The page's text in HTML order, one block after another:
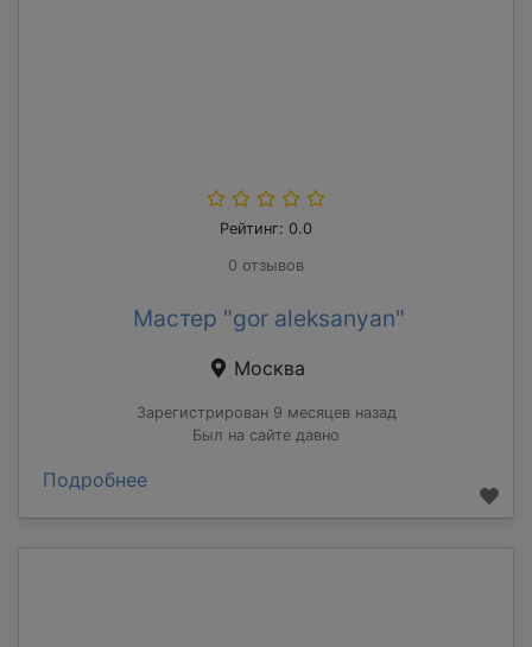
Рейтинг: 0.0
0 отзывов
Мастер "gor aleksanyan"
Москва
Зарегистрирован 9 месяцев назад
Был на сайте давно
Подробнее